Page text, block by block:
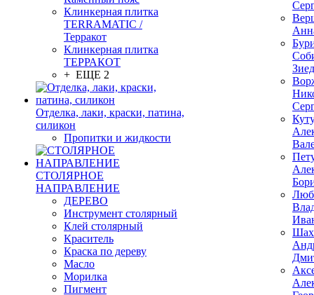
Клинкерная плитка
TERRAMATIC /
Терракот
Клинкерная плитка
ТЕРРАКОТ
+ ЕЩЕ 2
Отделка, лаки, краски, патина,
силикон
Пропитки и жидкости
СТОЛЯРНОЕ
НАПРАВЛЕНИЕ
ДЕРЕВО
Инструмент столярный
Клей столярный
Краситель
Краска по дереву
Масло
Морилка
Пигмент